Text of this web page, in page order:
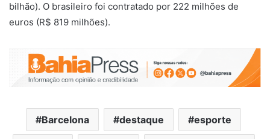
bilhão). O brasileiro foi contratado por 222 milhões de
euros (R$ 819 milhões).
Barcelona destaque esporte